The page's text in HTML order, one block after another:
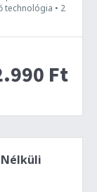
technológia • 2
Ft